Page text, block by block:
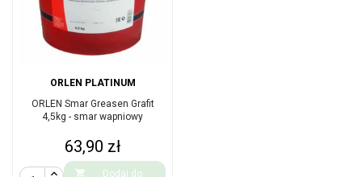
ORLEN PLATINUM
ORLEN Smar Greasen Grafit
4,5kg - smar wapniowy
Cena
63,90 zł

Dodaj do